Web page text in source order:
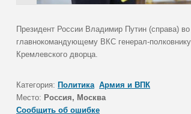
Президент России Владимир Путин (справа)
главнокомандующему ВКС генерал-
Кремлевского дворца.
Категория: Политика Армия и ВПК
Место: Россия, Москва
Сообщить об ошибке